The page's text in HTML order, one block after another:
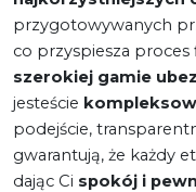
przygotowywanych
co przyspiesza proces
szerokiej gamie
jesteście
podejście,
gwarantują, że każdy
dając Ci spokój i